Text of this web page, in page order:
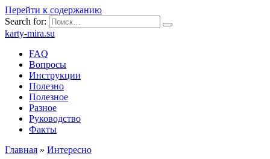
Перейти к содержанию
Search for:
karty-mira.su
FAQ
Вопросы
Инструкции
Полезно
Полезное
Разное
Руководство
Факты
Главная » Интересно